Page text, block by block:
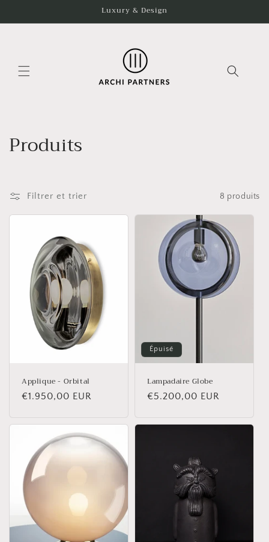
au
Luxury & Design
C
l
l
Produits
Filtrer et trier 8 produits
Applique - Orbital
Prix
€1.950,00 EUR
Épuisé
Lampadaire Globe
Prix
€5.200,00 EUR